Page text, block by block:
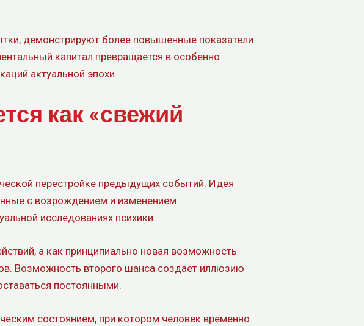
демонстрируют более повышенные показатели
капитал превращается в особенно
актуальной эпохи.
как «свежий
перестройке предыдущих событий. Идея
с возрождением и изменением
исследованиях психики.
а как принципиально новая возможность
Возможность второго шанса создает иллюзию
постоянными.
состоянием, при котором человек временно